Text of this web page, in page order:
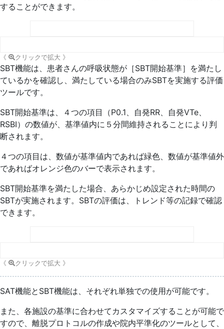
することができます。
《 クリックで拡大 》
SBT機能は、患者さんの呼吸状態が［SBT開始基準］を満たし
ているかを確認し、満たしている場合のみSBTを実施する評価
ツールです。
SBT開始基準は、４つの項目（P0.1、自発RR、自発VTe、
RSBI）の数値が、基準値内に５分間維持されることにより判
断されます。
４つの項目は、数値が基準値内であれば緑色、数値が基準値外
であればオレンジ色のバーで表示されます。
SBT開始基準を満たした場合、あらかじめ設定された時間の
SBTが実施されます。SBTの評価は、トレンド等の記録で確認
できます。
《 クリックで拡大 》
SAT機能とSBT機能は、それぞれ単独での使用が可能です。
また、各施設の基準に合わせてカスタマイズすることが可能で
すので、離脱プロトコルの作成や院内平準化のツールとして、